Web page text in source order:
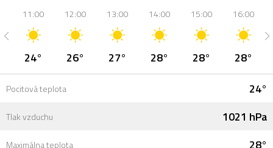
11:00
24°
12:00
26°
13:00
27°
14:00
28°
15:00
28°
16:00
28°
Pocitová teplota 24°
Tlak vzduchu 1021 hPa
Maximálna teplota 28°